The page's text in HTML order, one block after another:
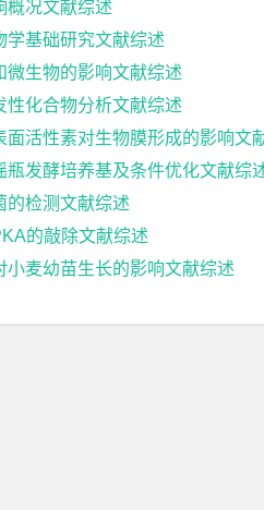
概况文献综述
学基础研究文献综述
微生物的影响文献综述
性化合物分析文献综述
活性素对生物膜形成的影响文
发酵培养基及条件优化文献综
的检测文献综述
的敲除文献综述
麦幼苗生长的影响文献综述